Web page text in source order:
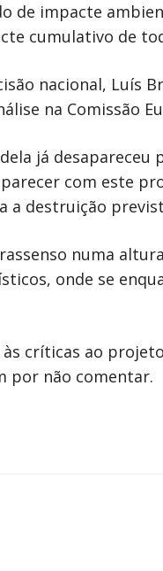
de impacte
cumulativo de
nacional, Luís
na Comissão
já desapareceu
com este
a destruição
numa
onde se
críticas ao
por não comentar.